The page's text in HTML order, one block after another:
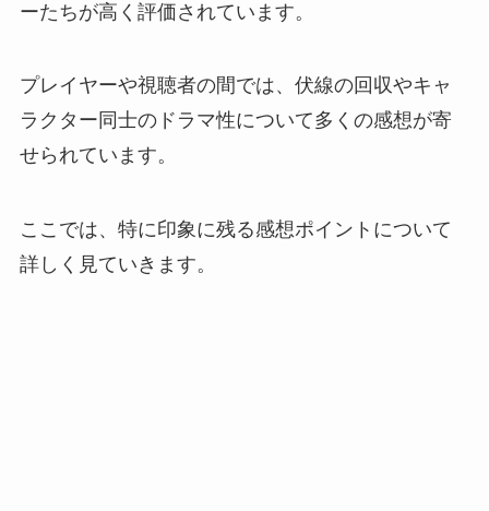
ーたちが高く評価されています。
プレイヤーや視聴者の間では、伏線の回収やキャ
ラクター同士のドラマ性について多くの感想が寄
せられています。
ここでは、特に印象に残る感想ポイントについて
詳しく見ていきます。